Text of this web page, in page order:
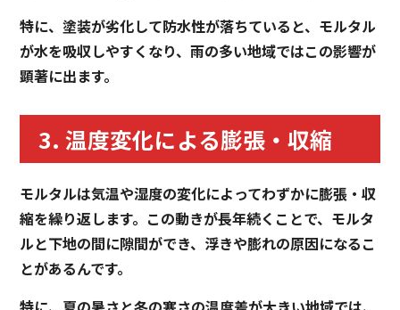
特に、塗装が劣化して防水性が落ちていると、モルタル
が水を吸収しやすくなり、雨の多い地域ではこの影響が
顕著に出ます。
3. 温度変化による膨張・収縮
モルタルは気温や湿度の変化によってわずかに膨張・収
縮を繰り返します。この動きが長年続くことで、モルタ
ルと下地の間に隙間ができ、浮きや膨れの原因になるこ
とがあるんです。